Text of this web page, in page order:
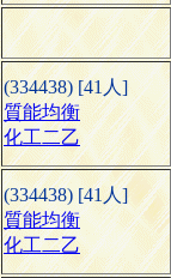
(334438) [41人]
質能均衡
化工二乙
(334438) [41人]
質能均衡
化工二乙